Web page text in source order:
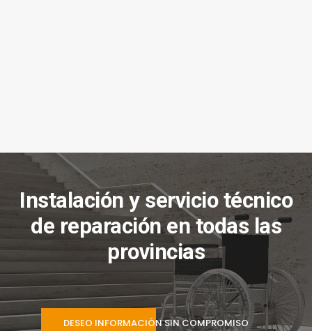
Instalación y servicio técnico
de reparación en todas las
provincias
DESEO INFORMACIÓN SIN COMPROMISO